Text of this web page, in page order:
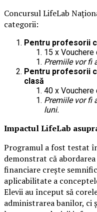
Concursul LifeLab
categorii:
Pentru profesorii
15 x Vouchere
Premiile vor fi
Pentru profesorii
clasă
40 x Vouchere
Premiile vor fi
luni.
Impactul LifeLab
Programul a fost testat
demonstrat că
financiare crește
aplicabilitate a
Elevii au început să
administrarea banilor, ci